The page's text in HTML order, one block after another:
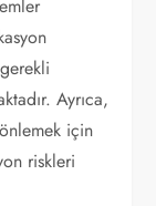
Ayrıca,
için
riskleri